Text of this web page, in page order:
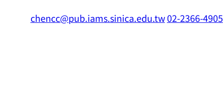
chencc@pub.iams.sinica.edu.tw 02-2366-4905